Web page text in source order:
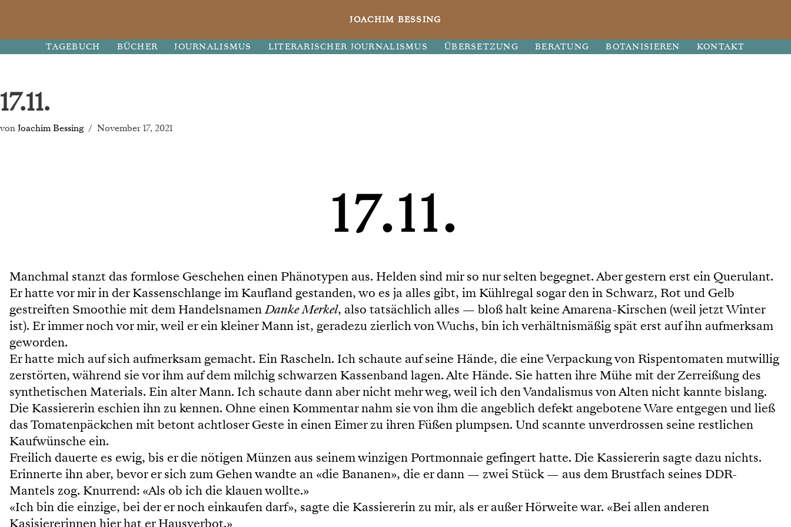
JOACHIM BESSING
TAGEBUCH BÜCHER JOURNALISMUS LITERARISCHER JOURNALISMUS ÜBERSETZUNG BERATUNG BOTANISIEREN KONTAKT
17.11.
vonJoachim Bessing November 17, 2021
17.11.
Manchmal stanzt das formlose Geschehen einen Phänotypen aus. Helden sind mir so nur selten begegnet. Aber gestern erst ein Querulant.
Er hatte vor mir in der Kassenschlange im Kaufland gestanden, wo es ja alles gibt, im Kühlregal sogar den in Schwarz, Rot und Gelb
gestreiften Smoothie mit dem HandelsnamenDanke Merkel, also tatsächlich alles — bloß halt keine Amarena-Kirschen (weil jetzt Winter
ist). Er immer noch vor mir, weil er ein kleiner Mann ist, geradezu zierlich von Wuchs, bin ich verhältnismäßig spät erst auf ihn aufmerksam
geworden.
Er hatte mich auf sich aufmerksam gemacht. Ein Rascheln. Ich schaute auf seine Hände, die eine Verpackung von Rispentomaten mutwillig
zerstörten, während sie vor ihm auf dem milchig schwarzen Kassenband lagen. Alte Hände. Sie hatten ihre Mühe mit der Zerreißung des
synthetischen Materials. Ein alter Mann. Ich schaute dann aber nicht mehr weg, weil ich den Vandalismus von Alten nicht kannte bislang.
Die Kassiererin eschien ihn zu kennen. Ohne einen Kommentar nahm sie von ihm die angeblich defekt angebotene Ware entgegen und ließ
das Tomatenpäckchen mit betont achtloser Geste in einen Eimer zu ihren Füßen plumpsen. Und scannte unverdrossen seine restlichen
Kaufwünsche ein.
Freilich dauerte es ewig, bis er die nötigen Münzen aus seinem winzigen Portmonnaie gefingert hatte. Die Kassiererin sagte dazu nichts.
Erinnerte ihn aber, bevor er sich zum Gehen wandte an «die Bananen», die er dann — zwei Stück — aus dem Brustfach seines DDR-
Mantels zog. Knurrend: «Als ob ich die klauen wollte.»
«Ich bin die einzige, bei der er noch einkaufen darf», sagte die Kassiererin zu mir, als er außer Hörweite war. «Bei allen anderen
Kasisiererinnen hier hat er Hausverbot.»